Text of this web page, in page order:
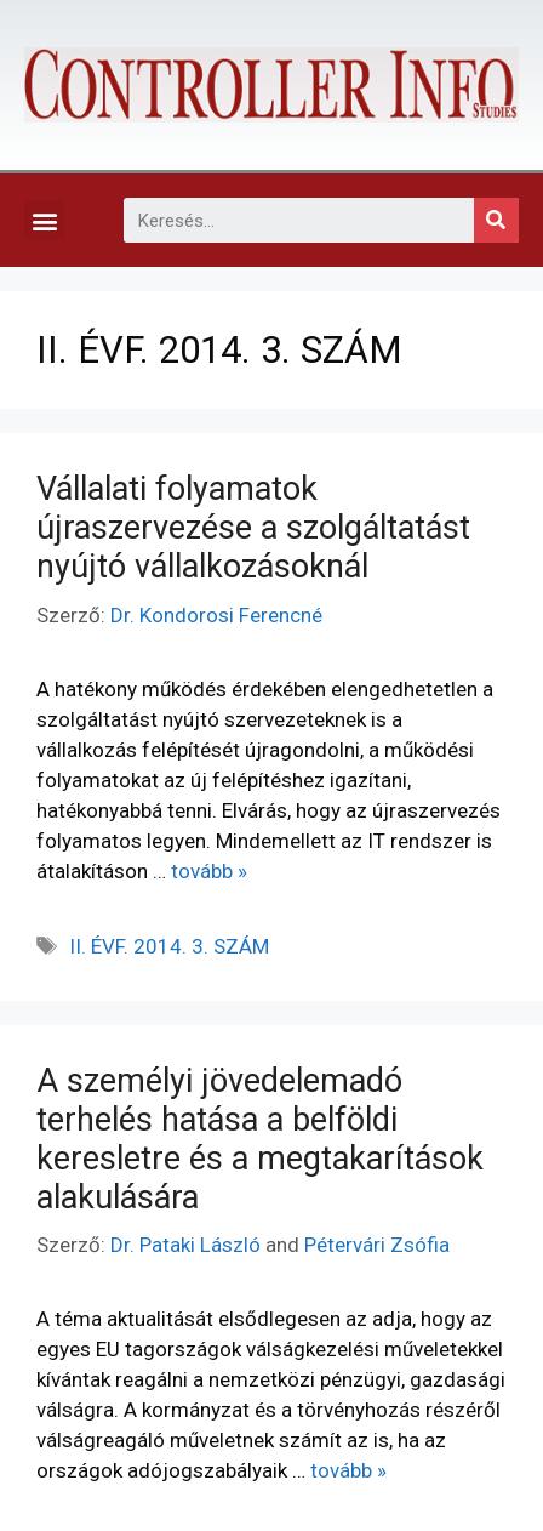
II. ÉVF. 2014. 3. SZÁM
Vállalati folyamatok
újraszervezése a szolgáltatást
nyújtó vállalkozásoknál
Szerző: Dr. Kondorosi Ferencné
A hatékony működés érdekében elengedhetetlen a
szolgáltatást nyújtó szervezeteknek is a
vállalkozás felépítését újragondolni, a működési
folyamatokat az új felépítéshez igazítani,
hatékonyabbá tenni. Elvárás, hogy az újraszervezés
folyamatos legyen. Mindemellett az IT rendszer is
átalakításon … tovább »
II. ÉVF. 2014. 3. SZÁM
A személyi jövedelemadó
terhelés hatása a belföldi
keresletre és a megtakarítások
alakulására
Szerző: Dr. Pataki László and Pétervári Zsófia
A téma aktualitását elsődlegesen az adja, hogy az
egyes EU tagországok válságkezelési műveletekkel
kívántak reagálni a nemzetközi pénzügyi, gazdasági
válságra. A kormányzat és a törvényhozás részéről
válságreagáló műveletnek számít az is, ha az
országok adójogszabályaik … tovább »